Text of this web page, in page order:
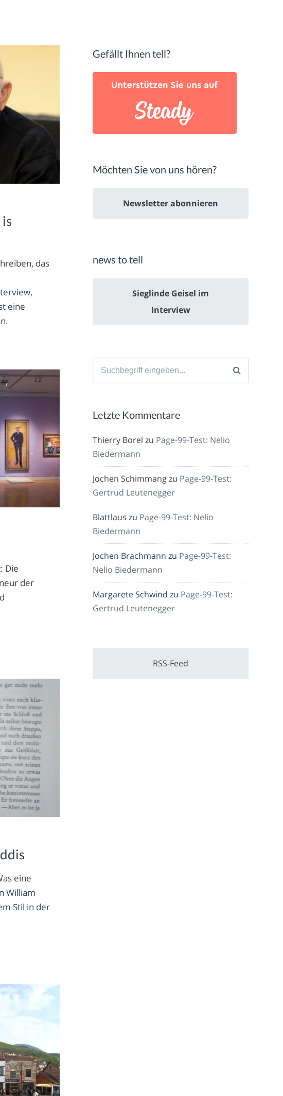
das
eine
Die
der
eine
William
Stil in der
Gefällt Ihnen tell?
Möchten Sie von uns hören?
Newsletter abonnieren
news to tell
Sieglinde Geisel im
Interview
Suche
Letzte Kommentare
Thierry Borel zu Page-99-Test: Nelio
Biedermann
Jochen Schimmangzu Page-99-Test:
Gertrud Leutenegger
Blattlaus zu Page-99-Test: Nelio
Biedermann
Jochen Brachmann zu Page-99-Test:
Nelio Biedermann
Margarete Schwind zu Page-99-Test:
Gertrud Leutenegger
RSS-Feed